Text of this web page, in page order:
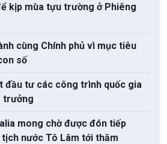
kịp mùa tựu trường ở Phiêng
cùng Chính phủ vì mục tiêu
số
đầu tư các công trình quốc gia
trưởng
mong chờ được đón tiếp
nước Tô Lâm tới thăm